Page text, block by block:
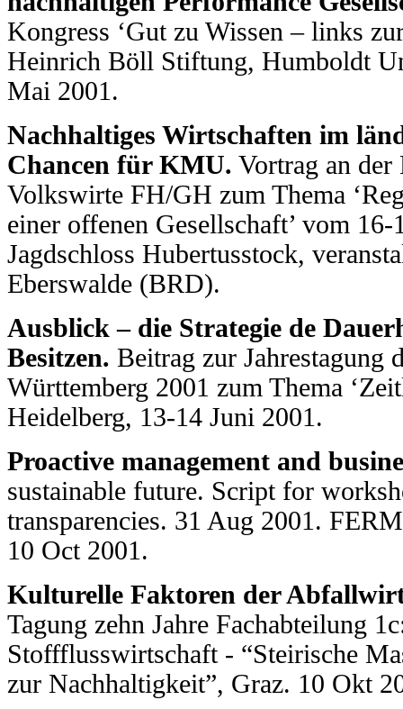
Kongress ‘Gut zu Wissen – links
Heinrich Böll Stiftung, Humboldt
Mai 2001.
Nachhaltiges Wirtschaften im
Chancen für KMU. Vortrag an der
Volkswirte FH/GH zum Thema
einer offenen Gesellschaft’ vom
Jagdschloss Hubertusstock,
Eberswalde (BRD).
Ausblick – die Strategie de
Besitzen. Beitrag zur Jahrestagung
Württemberg 2001 zum Thema
Heidelberg, 13-14 Juni 2001.
Proactive management and
sustainable future. Script for
transparencies. 31 Aug 2001.
10 Oct 2001.
Kulturelle Faktoren der
Tagung zehn Jahre Fachabteilung
Stoffflusswirtschaft - “Steirische
zur Nachhaltigkeit”, Graz. 10 Okt